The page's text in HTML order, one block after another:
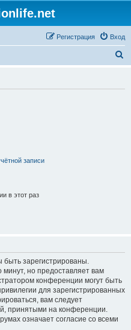
Вход
Регистрация
записи
в этот раз
зарегистрированы.
минут, но предоставляет вам
конференции могут быть
для зарегистрированных
вам следует
принятыми на конференции.
означает согласие со всеми